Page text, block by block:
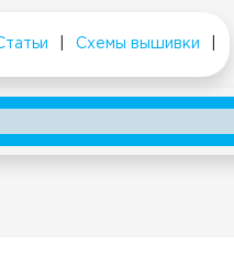
Схемы вышивки